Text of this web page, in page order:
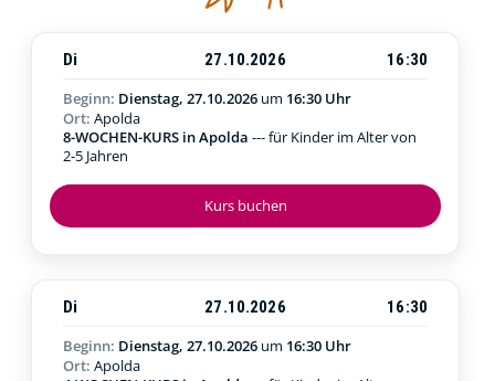
Kurs buchen
Di 27.10.2026
16:30
Beginn: Dienstag, 27.10.2026 um 16:30 Uhr
Ort: Apolda
8-WOCHEN-KURS in Apolda --- für Kinder im Alter von
2-5 Jahren
Di 27.10.2026
16:30
Beginn: Dienstag, 27.10.2026 um 16:30 Uhr
Ort: Apolda